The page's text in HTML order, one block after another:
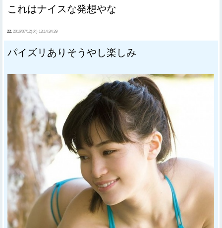
これはナイスな発想やな
22: 2016/07/12(火) 13:14:34.39
パイズリありそうやし楽しみ